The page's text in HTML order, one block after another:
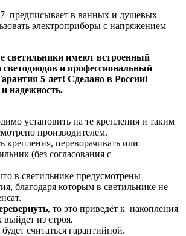
предписывает в ванных и душевых
электроприборы с напряжением
светильники имеют встроенный
светодиодов и профессиональный
5 лет! Сделано в России!
надежность.
установить на те крепления и таким
производителем.
крепления, переворачивать или
(без согласования с
в светильнике предусмотрены
благодаря которым в светильнике не
, то это приведёт к накопления
выйдет из строя.
считаться гарантийной.